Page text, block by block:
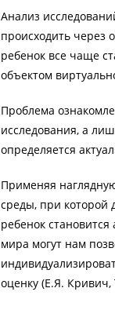
Анализ
происходить через
ребенок все чаще
объектом
Проблема
исследования, а
определяется
Применяя
среды, при которой
ребенок
мира могут нам
оценку (Е.Я. Кривич,